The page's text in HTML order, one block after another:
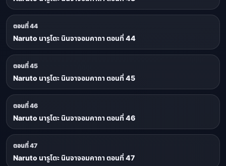
ตอนที่ 44
Naruto นารูโตะ นินจาจอมคาถา ตอนที่ 44
ตอนที่ 45
Naruto นารูโตะ นินจาจอมคาถา ตอนที่ 45
ตอนที่ 46
Naruto นารูโตะ นินจาจอมคาถา ตอนที่ 46
ตอนที่ 47
Naruto นารูโตะ นินจาจอมคาถา ตอนที่ 47